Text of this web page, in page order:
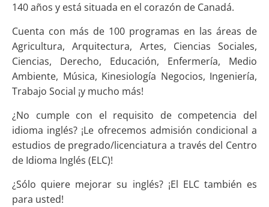
140 años y está situada en el corazón de Canadá.
Cuenta con más de 100 programas en las áreas de
Agricultura, Arquitectura, Artes, Ciencias Sociales,
Ciencias, Derecho, Educación, Enfermería, Medio
Ambiente, Música, Kinesiología Negocios, Ingeniería,
Trabajo Social ¡y mucho más!
¿No cumple con el requisito de competencia del
idioma inglés? ¡Le ofrecemos admisión condicional a
estudios de pregrado/licenciatura a través del Centro
de Idioma Inglés (ELC)!
¿Sólo quiere mejorar su inglés? ¡El ELC también es
para usted!